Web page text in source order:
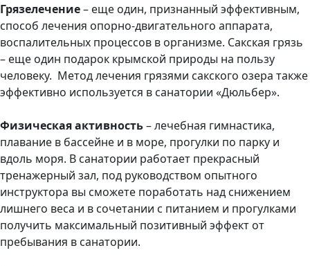
Грязелечение– еще один, признанный эффективным,
способ лечения опорно-двигательного аппарата,
воспалительных процессов в организме. Сакская грязь
– еще один подарок крымской природы на пользу
человеку. Метод лечения грязями сакского озера также
эффективно используется в санатории «Дюльбер».
Физическая активность– лечебная гимнастика,
плавание в бассейне и в море, прогулки по парку и
вдоль моря. В санатории работает прекрасный
тренажерный зал, под руководством опытного
инструктора вы сможете поработать над снижением
лишнего веса и в сочетании с питанием и прогулками
получить максимальный позитивный эффект от
пребывания в санатории.